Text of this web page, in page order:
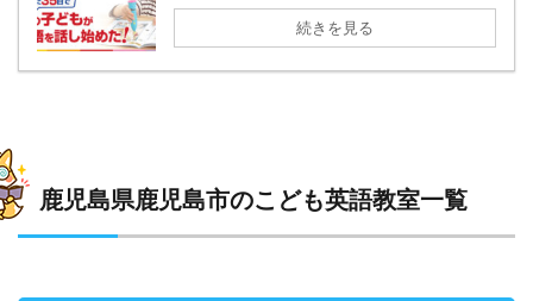
続きを見る
鹿児島県鹿児島市のこども英語教室一覧